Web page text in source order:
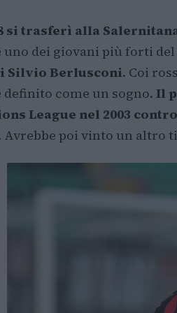
si trasferì alla
uno dei giovani più forti
Silvio Berlusconi. Coi
definito come un sogno. Il
League nel 2003
poi vinto un altro